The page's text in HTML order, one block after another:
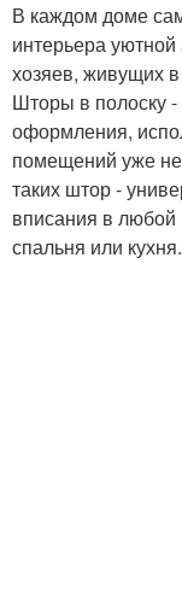
В каждом доме
интерьера
хозяев, живущих
Шторы в полоску -
оформления,
помещений уже
таких штор -
вписания в любой
спальня или кухня.